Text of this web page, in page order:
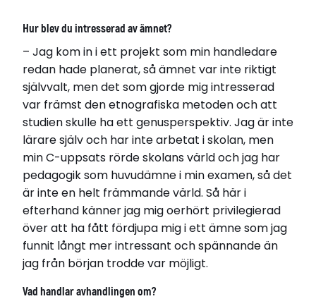
Hur blev du intresserad av ämnet?
– Jag kom in i ett projekt som min handledare
redan hade planerat, så ämnet var inte riktigt
självvalt, men det som gjorde mig intresserad
var främst den etnografiska metoden och att
studien skulle ha ett genusperspektiv. Jag är inte
lärare själv och har inte arbetat i skolan, men
min C-uppsats rörde skolans värld och jag har
pedagogik som huvudämne i min examen, så det
är inte en helt främmande värld. Så här i
efterhand känner jag mig oerhört privilegierad
över att ha fått fördjupa mig i ett ämne som jag
funnit långt mer intressant och spännande än
jag från början trodde var möjligt.
Vad handlar avhandlingen om?